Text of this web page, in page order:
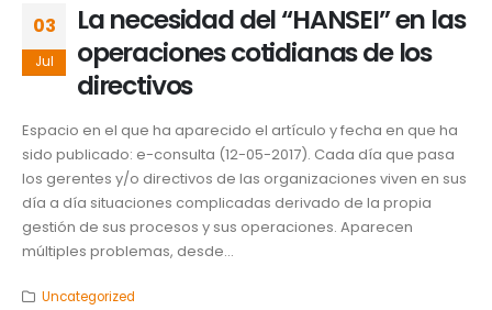
03
Jul
La necesidad del “HANSEI” en las
operaciones cotidianas de los
directivos
Espacio en el que ha aparecido el artículo y fecha en que ha
sido publicado: e-consulta (12-05-2017). Cada día que pasa
los gerentes y/o directivos de las organizaciones viven en sus
día a día situaciones complicadas derivado de la propia
gestión de sus procesos y sus operaciones. Aparecen
múltiples problemas, desde...
Uncategorized